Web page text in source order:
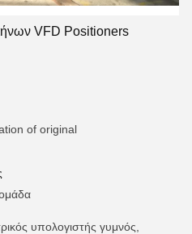
VFD Positioners
of original
υπολογιστής γυμνός,